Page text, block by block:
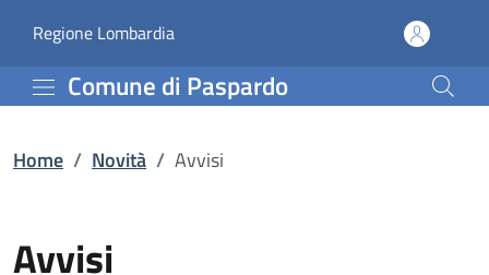
Avvisi | Comune di
Regione Lombardia(apre in un'altra scheda).
Comune di Paspardo
Home / Novità / Avvisi
Avvisi